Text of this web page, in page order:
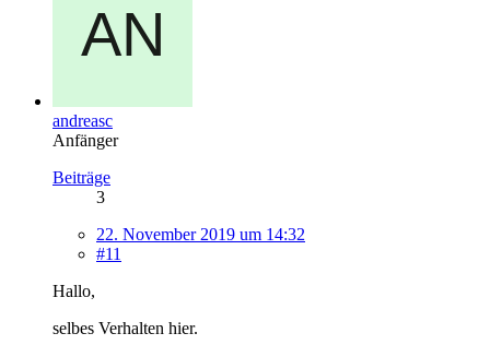
andreasc
Anfänger
Beiträge
3
22. November 2019 um 14:32
#11
Hallo,
selbes Verhalten hier.